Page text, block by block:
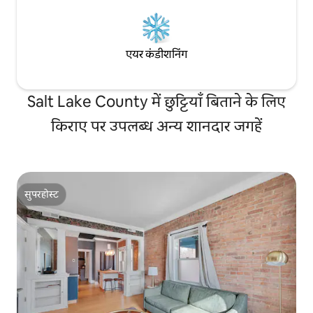
एयर कंडीशनिंग
Salt Lake County में छुट्टियाँ बिताने के लिए
किराए पर उपलब्ध अन्य शानदार जगहें
सुपरहोस्ट
सुपरहोस्ट